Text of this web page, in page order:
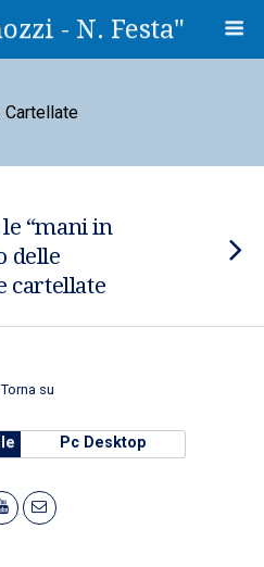
- N. Festa"
Cartellate
“mani in
delle
cartellate
Torna su
Pc Desktop